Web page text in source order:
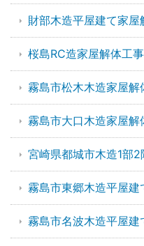
財部木造平屋建て家屋
桜島RC造家屋解体工事
霧島市松木木造家屋解
霧島市大口木造家屋解
宮崎県都城市木造1部
霧島市東郷木造平屋
霧島市名波木造平屋